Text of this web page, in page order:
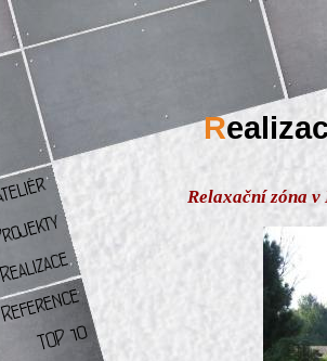
R
Relaxační zóna v